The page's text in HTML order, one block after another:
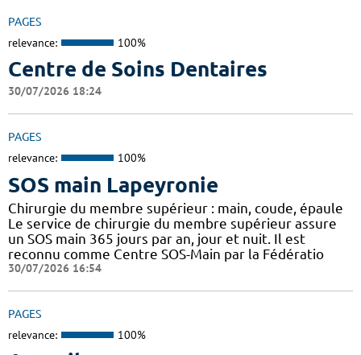
PAGES
relevance: 100%
Centre de Soins Dentaires
30/07/2026 18:24
PAGES
relevance: 100%
SOS main Lapeyronie
Chirurgie du membre supérieur : main, coude, épaule
Le service de chirurgie du membre supérieur assure
un SOS main 365 jours par an, jour et nuit. Il est
reconnu comme Centre SOS-Main par la Fédératio
30/07/2026 16:54
PAGES
relevance: 100%